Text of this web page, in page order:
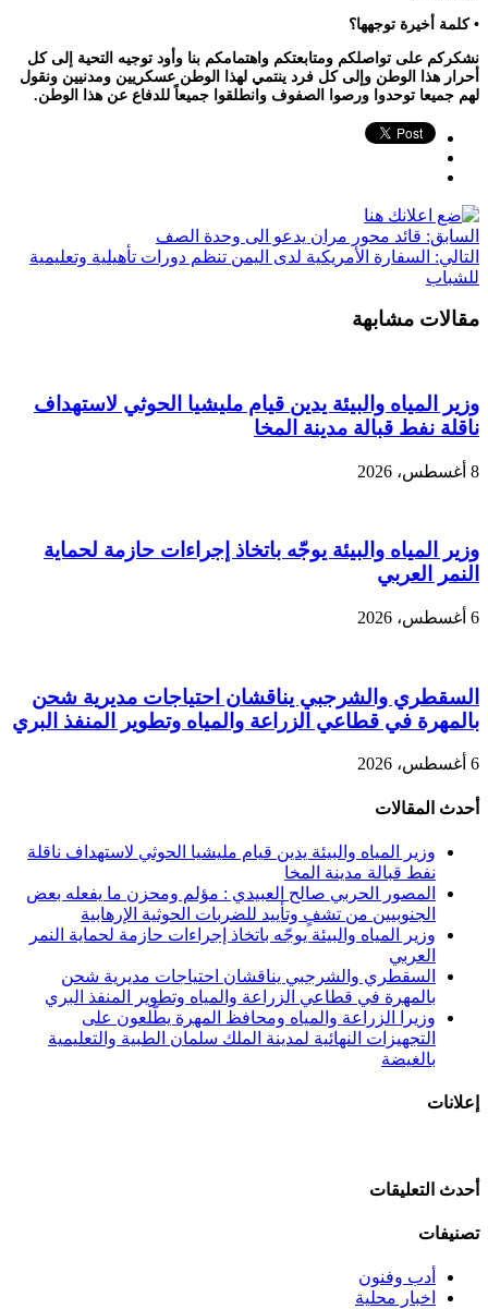
• كلمة أخيرة توجهها؟
نشكركم على تواصلكم ومتابعتكم واهتمامكم بنا وأود توجيه التحية إلى كل
أحرار هذا الوطن وإلى كل فرد ينتمي لهذا الوطن عسكريين ومدنيين ونقول
لهم جميعا توحدوا ورصوا الصفوف وانطلقوا جميعاً للدفاع عن هذا الوطن.
السابق: قائد محور مران يدعو الى وحدة الصف
التالي: السفارة الأمريكية لدى اليمن تنظم دورات تأهيلية وتعليمية
للشباب
مقالات مشابهة
وزير المياه والبيئة يدين قيام مليشيا الحوثي لاستهداف
ناقلة نفط قبالة مدينة المخا
8 أغسطس، 2026
وزير المياه والبيئة يوجّه باتخاذ إجراءات حازمة لحماية
النمر العربي
6 أغسطس، 2026
السقطري والشرجبي يناقشان احتياجات مديرية شحن
بالمهرة في قطاعي الزراعة والمياه وتطوير المنفذ البري
6 أغسطس، 2026
أحدث المقالات
وزير المياه والبيئة يدين قيام مليشيا الحوثي لاستهداف ناقلة
نفط قبالة مدينة المخا
المصور الحربي صالح العبيدي : مؤلم ومحزن ما يفعله بعض
الجنوبيين من تشفٍ وتأييد للضربات الحوثية الإرهابية
وزير المياه والبيئة يوجّه باتخاذ إجراءات حازمة لحماية النمر
العربي
السقطري والشرجبي يناقشان احتياجات مديرية شحن
بالمهرة في قطاعي الزراعة والمياه وتطوير المنفذ البري
وزيرا الزراعة والمياه ومحافظ المهرة يطّلعون على
التجهيزات النهائية لمدينة الملك سلمان الطبية والتعليمية
بالغيضة
إعلانات
أحدث التعليقات
تصنيفات
أدب وفنون
اخبار محلية